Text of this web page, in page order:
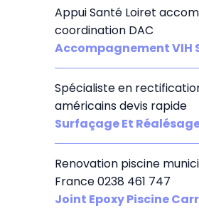
Appui Santé Loiret
coordination DAC
Accompagnement VIH
Spécialiste en
américains devis rapide
Surfaçage Et
Renovation piscine
France 0238 461 747
Joint Epoxy Piscine